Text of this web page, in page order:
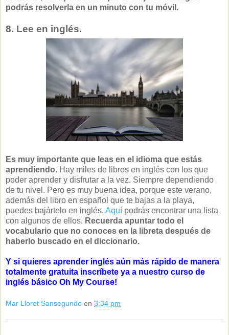
podrás resolverla en un minuto con tu móvil.
8. Lee en inglés.
Es muy importante que leas en el idioma que estás
aprendiendo. Hay miles de libros en inglés con los que
poder aprender y disfrutar a la vez. Siempre dependiendo
de tu nivel. Pero es muy buena idea, porque este verano,
además del libro en español que te bajas a la playa,
puedes bajártelo en inglés.Aquí podrás encontrar una lista
con algunos de ellos. Recuerda apuntar todo el
vocabulario que no conoces en la libreta después de
haberlo buscado en el diccionario.
Y si quieres aprender inglés aún más rápido de manera
totalmente gratuita inscríbete ya a nuestro curso de
inglés básicoOh My Course!
Mar Lloret Sansegundoen3:34 pm